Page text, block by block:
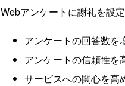
Webアンケートに謝礼を設
アンケートの回答数を
アンケートの信頼性を
サービスへの関心を高